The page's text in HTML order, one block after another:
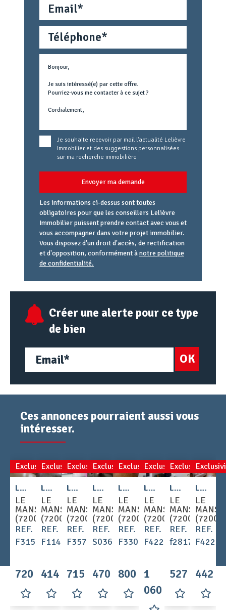
Téléphone
Métier
concerné
Je souhaite recevoir par mail l'actualité Lelièvre
Immobilier et des suggestions personnalisées
sur ma recherche immobilière
Envoyer ma demande
Les informations ci-dessus sont toutes
obligatoires pour que les conseillers Lelièvre
Immobilier puissent prendre contact avec vous et
vous accompagner dans votre projet immobilier.
Vous disposez d'un droit d'accès, de rectification
et d'opposition, conformément ànotre politique
de confidentialité.
email
URL
Créer une alerte pour ce type
de bien
OK
Ces annonces pourraient aussi vous
intéresser.
Exclusivité
Location - Appartement 3 pièces 72 m
LE
MANS
(72000)
REF.
F3152
720 €
Exclusivité
Location - Appartement 1 pièces 34 m
LE
MANS
(72000)
REF.
F1149
414 €
Exclusivité
Location - Appartement 3 pièces 64 m
LE
MANS
(72000)
REF.
F3572
715 €
Exclusivité
Location - Appartement 1 pièces 30 m
LE
MANS
(72000)
REF.
S0369
470 €
Exclusivité
Location - Appartement 3 pièces 72 m
LE
MANS
(72000)
REF.
F3306
800 €
Exclusivité
Location - Appartement 4 pièces 84 m
LE
MANS
(72000)
REF.
F4227
1
060 €
Exclusivité
Location - Appartement 2 pièces 36 m
LE
MANS
(72000)
REF.
f2817
527 €
Location - Appartement 4 pièces 68 m
LE
MANS
(72000)
REF.
F4220
442 €